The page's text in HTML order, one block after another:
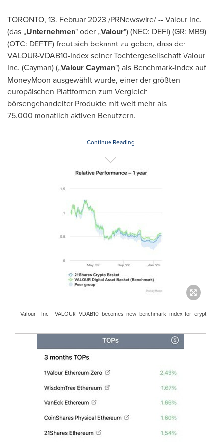
TORONTO, 13. Februar 2023 /PRNewswire/ -- Valour Inc.
(das „Unternehmen" oder „Valour") (NEO: DEFI) (GR: MB9)
(OTC: DEFTF) freut sich bekannt zu geben, dass der
VALOUR-VDAB10-Index seiner Tochtergesellschaft Valour
Inc. (Cayman) („Valour Cayman") als Benchmark-Index auf
MoneyMoon ausgewählt wurde, einer der größten
europäischen Plattformen zum Vergleich
börsengehandelter Produkte mit weit mehr als
75.000 monatlich aktiven Benutzern.
Continue Reading
Valour__Inc__VALOUR_VDAB10_becomes_new_benchmark_index_for_crypt